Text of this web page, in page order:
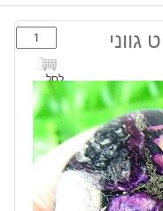
כמות
של
תליון
ג'ספר
מעורב
בפיריט
גווני
שחור
לסל